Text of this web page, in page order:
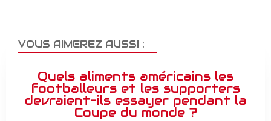
VOUS AIMEREZ AUSSI :
Quels aliments américains les
footballeurs et les supporters
devraient-ils essayer pendant la
Coupe du monde ?